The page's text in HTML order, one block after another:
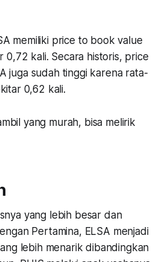
memiliki price to book value
0,72 kali. Secara historis, price
juga sudah tinggi karena rata-
0,62 kali.
yang murah, bisa melirik
yang lebih besar dan
Pertamina, ELSA menjadi
lebih menarik dibandingkan